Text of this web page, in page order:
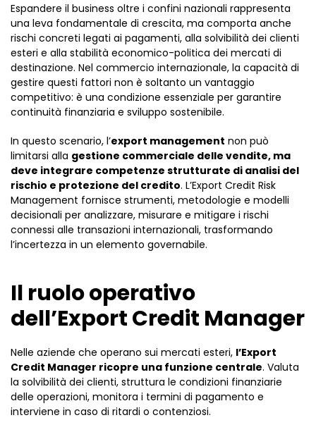
Espandere il business oltre i confini nazionali rappresenta
una leva fondamentale di crescita, ma comporta anche
rischi concreti legati ai pagamenti, alla solvibilità dei clienti
esteri e alla stabilità economico-politica dei mercati di
destinazione. Nel commercio internazionale, la capacità di
gestire questi fattori non è soltanto un vantaggio
competitivo: è una condizione essenziale per garantire
continuità finanziaria e sviluppo sostenibile.
In questo scenario, l’export management non può
limitarsi alla gestione commerciale delle vendite, ma
deve integrare competenze strutturate di analisi del
rischio e protezione del credito. L’Export Credit Risk
Management fornisce strumenti, metodologie e modelli
decisionali per analizzare, misurare e mitigare i rischi
connessi alle transazioni internazionali, trasformando
l’incertezza in un elemento governabile.
Il ruolo operativo
dell’Export Credit Manager
Nelle aziende che operano sui mercati esteri, l’Export
Credit Manager ricopre una funzione centrale. Valuta
la solvibilità dei clienti, struttura le condizioni finanziarie
delle operazioni, monitora i termini di pagamento e
interviene in caso di ritardi o contenziosi.